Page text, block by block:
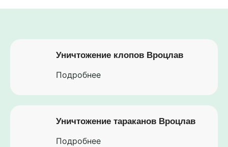
Уничтожение клопов Вроцлав
Подробнее
Уничтожение тараканов Вроцлав
Подробнее